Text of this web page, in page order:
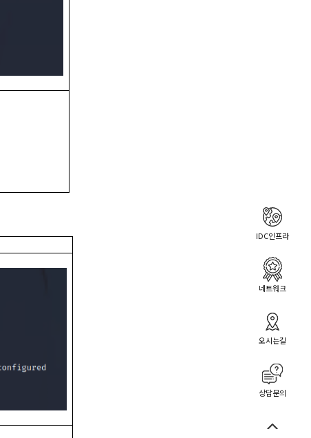
IDC인프라
네트워크
오시는길
상담문의